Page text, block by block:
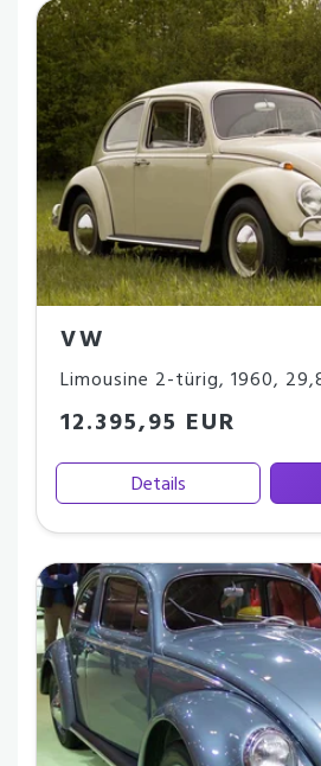
VW
Limousine 2-türig, 1960,
12.395,95 EUR
Details